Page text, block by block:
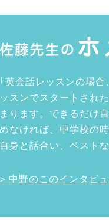
「英会話レッスンの場
ッスンでスタートされ
まります。できるだけ
めなければ、中学校の
自身と話合い、ベスト
> 中野のこのインタビ